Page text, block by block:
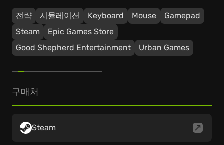
전략 시뮬레이션 Keyboard Mouse
Gamepad
Steam
Epic Games Store
Good Shepherd Entertainment
Urban Games
구매처
Steam